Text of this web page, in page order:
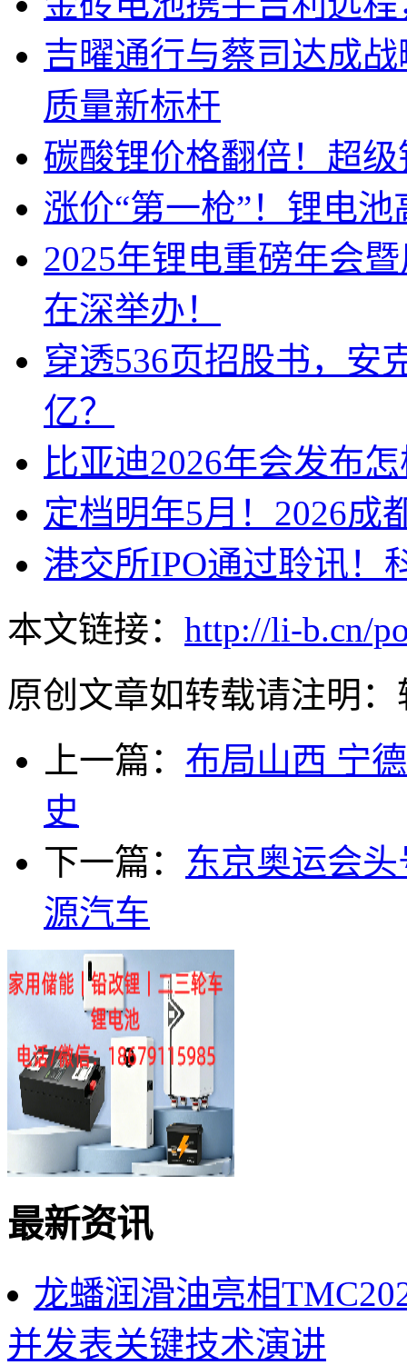
吉曜通行与蔡司达成
质量新标杆
碳酸锂价格翻倍！超
涨价“第一枪”！锂电
2025年锂电重磅年会
在深举办！
穿透536页招股书，安
亿？
比亚迪2026年会发布
定档明年5月！2026成
港交所IPO通过聆讯！
本文链接： http://li-b.cn/
原创文章如转载请注明：
上一篇： 布局山西 宁
史
下一篇： 东京奥运会
源汽车
最新资讯
龙蟠润滑油亮相
并发表关键技术演讲